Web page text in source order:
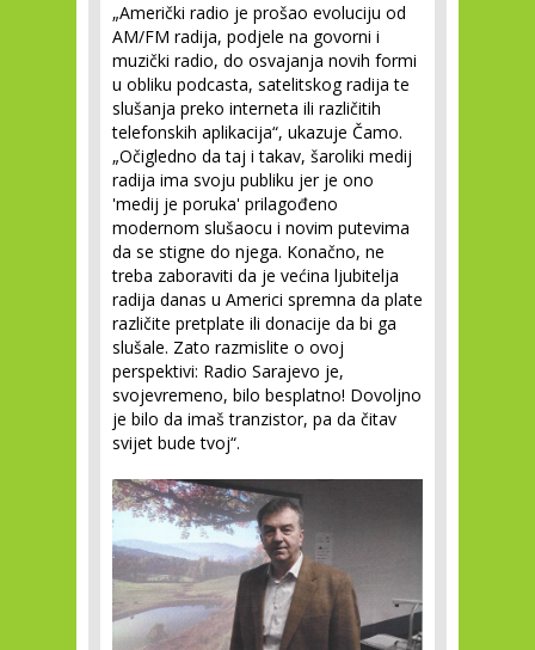
„Američki radio je prošao evoluciju od
AM/FM radija, podjele na govorni i
muzički radio, do osvajanja novih formi
u obliku podcasta, satelitskog radija te
slušanja preko interneta ili različitih
telefonskih aplikacija“, ukazuje Čamo.
„Očigledno da taj i takav, šaroliki medij
radija ima svoju publiku jer je ono
'medij je poruka' prilagođeno
modernom slušaocu i novim putevima
da se stigne do njega. Konačno, ne
treba zaboraviti da je većina ljubitelja
radija danas u Americi spremna da plate
različite pretplate ili donacije da bi ga
slušale. Zato razmislite o ovoj
perspektivi: Radio Sarajevo je,
svojevremeno, bilo besplatno! Dovoljno
je bilo da imaš tranzistor, pa da čitav
svijet bude tvoj“.